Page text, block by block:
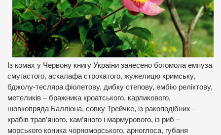
Із комах у Червону книгу України занесено богомола емпуза
смугастого, аскалафа строкатого, жужелицю кримську,
бджолу-тесляра фіолетову, дибку степову, ембію реліктову,
метеликів – бражника кроатського, карликового,
шовкопряда Балліона, совку Трейчке, із ракоподібних –
крабів трав’яного, кам’яного і мармурового, із риб –
морського коника чорноморського, арноглоса, губаня